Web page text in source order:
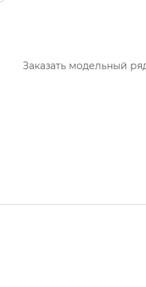
Заказать модельный